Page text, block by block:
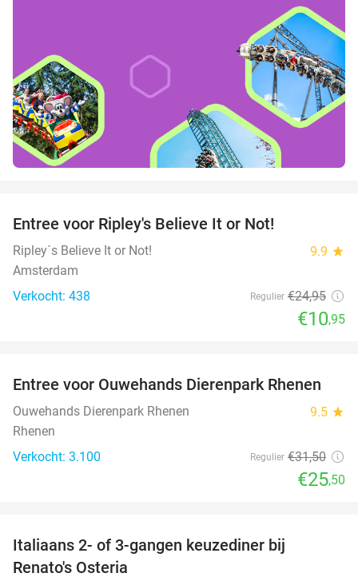
Entree voor Ripley's Believe It or Not!
Ripley´s Believe It or Not! 9.9 star
Amsterdam
Verkocht: 438
Regulier €24,95
€10,95
19%
Entree voor Ouwehands Dierenpark Rhenen
Ouwehands Dierenpark Rhenen 9.5 star
Rhenen
Verkocht: 3.100
Regulier €31,50
€25,50
Italiaans 2- of 3-gangen keuzediner bij
Renato's Osteria